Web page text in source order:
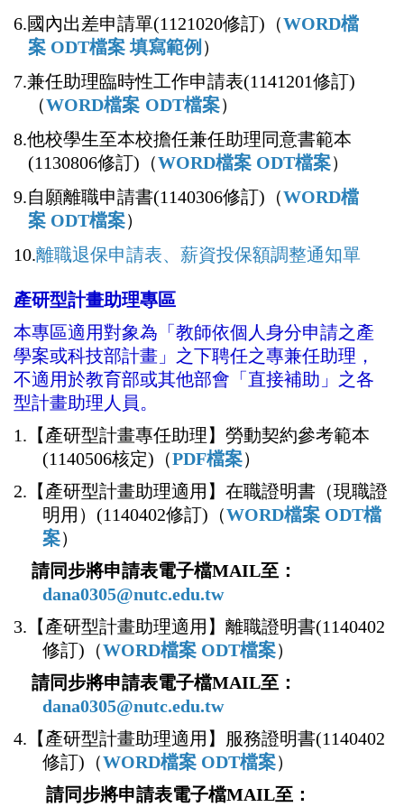
6.國內出差申請單(1121020修訂)（WORD檔
案 ODT檔案 填寫範例 ）
7.兼任助理臨時性工作申請表(1141201修訂)
（WORD檔案 ODT檔案）
8.他校學生至本校擔任兼任助理同意書範本
(1130806修訂)（WORD檔案 ODT檔案）
9.自願離職申請書(1140306修訂)（WORD檔
案 ODT檔案）
10.離職退保申請表、薪資投保額調整通知單
產研型計畫助理專區
本專區適用對象為「教師依個人身分申請之產
學案或科技部計畫」之下聘任之專兼任助理，
不適用於教育部或其他部會「直接補助」之各
型計畫助理人員。
1.【產研型計畫專任助理】勞動契約參考範本
(1140506核定)（PDF檔案）
2.【產研型計畫助理適用】在職證明書（現職證
明用）(1140402修訂)（WORD檔案 ODT檔
案）
請同步將申請表電子檔MAIL至：
dana0305@nutc.edu.tw
3.【產研型計畫助理適用】離職證明書(1140402
修訂)（WORD檔案 ODT檔案）
請同步將申請表電子檔MAIL至：
dana0305@nutc.edu.tw
4.【產研型計畫助理適用】服務證明書(1140402
修訂)（WORD檔案 ODT檔案）
請同步將申請表電子檔MAIL至：